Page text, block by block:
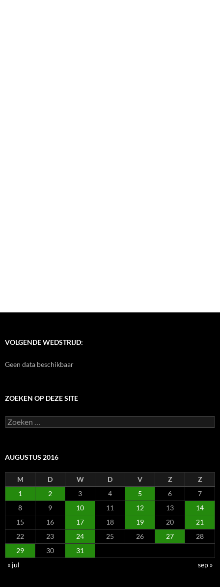
VOLGENDE WEDSTRIJD:
Geen data beschikbaar
ZOEKEN OP DEZE SITE
Zoeken
naar:
AUGUSTUS 2016
M D W D V Z
Z
1
2 3 4 5 6
7
8
9 10 11 12 13
14
15
16 17 18 19 20
21
22
23 24 25 26 27
28
29
30
31
« jul
sep »